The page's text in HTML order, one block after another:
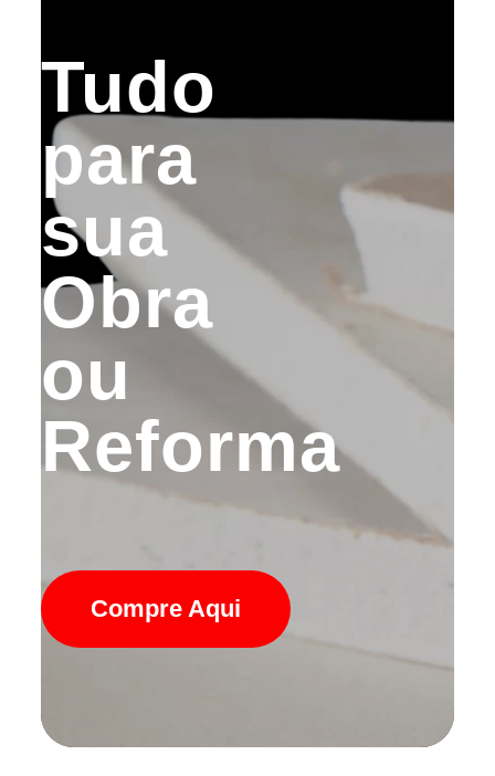
Tudo
para
sua
Obra
ou
Reforma
Compre Aqui